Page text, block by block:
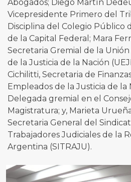
Abogados; Diego Martín
Vicepresidente Primero del
Disciplina del Colegio Público
de la Capital Federal; Mara
Secretaria Gremial de la
de la Justicia de la Nación
Cichilitti, Secretaria de
Empleados de la Justicia de la
Delegada gremial en el
Magistratura; y, Marieta
Secretaria General del
Trabajadores Judiciales de la
Argentina (SITRAJU).